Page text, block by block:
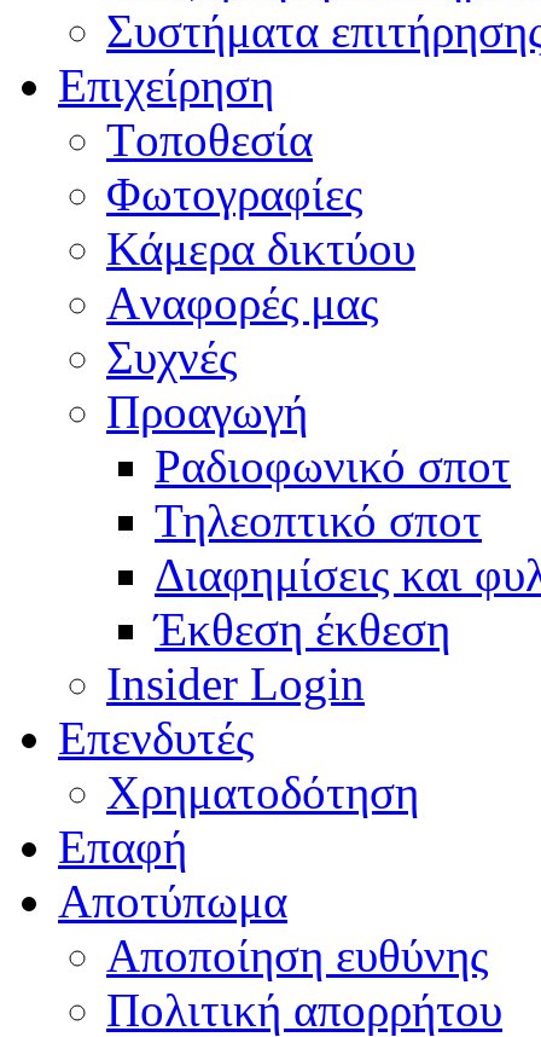
Συστήματα
Επιχείρηση
Tοποθεσία
Φωτογραφίες
Κάμερα δικτύου
Aναφορές μας
Συχνές
Προαγωγή
Ραδιοφωνικό σποτ
Τηλεοπτικό σποτ
Διαφημίσεις και
Έκθεση έκθεση
Insider Login
Επενδυτές
Χρηματοδότηση
Eπαφή
Αποτύπωμα
Αποποίηση ευθύνης
Πολιτική απορρήτου